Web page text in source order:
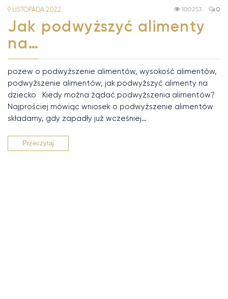
9 LISTOPADA 2022 0
100253
Jak podwyższyć alimenty
na…
pozew o podwyższenie alimentów, wysokość alimentów,
podwyższenie alimentów, jak podwyższyć alimenty na
dziecko Kiedy można żądać podwyższenia alimentów?
Najprościej mówiąc wniosek o podwyższenie alimentów
składamy, gdy zapadły już wcześniej…
Przeczytaj